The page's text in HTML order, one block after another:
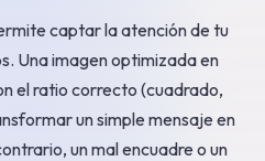
captar la atención de tu
Una imagen optimizada en
el ratio correcto (cuadrado,
un simple mensaje en
un mal encuadre o un